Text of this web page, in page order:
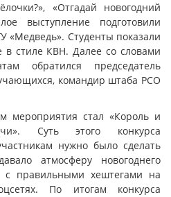
«Отгадай новогодний
выступление подготовили
«Медведь». Студенты показали
в стиле КВН. Далее со словами
обратился председатель
командир штаба РСО
мероприятия стал «Король и
Суть этого конкурса
нужно было сделать
атмосферу новогоднего
с правильными хештегами на
По итогам конкурса